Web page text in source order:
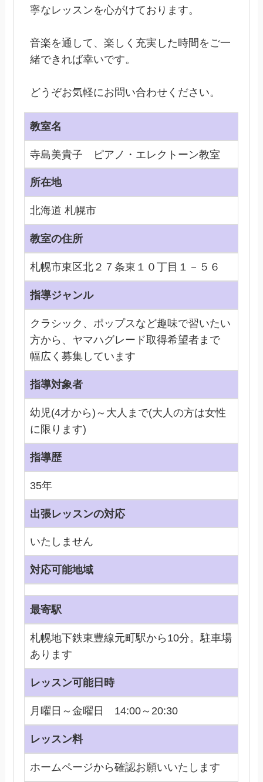
寧なレッスンを心がけております。
音楽を通して、楽しく充実した時間をご一
緒できれば幸いです。
どうぞお気軽にお問い合わせください。
教室名
寺島美貴子 ピアノ・エレクトーン教室
所在地
北海道 札幌市
教室の住所
札幌市東区北２７条東１０丁目１－５６
指導ジャンル
クラシック、ポップスなど趣味で習いたい
方から、ヤマハグレード取得希望者まで
幅広く募集しています
指導対象者
幼児(4才から)～大人まで(大人の方は女性
に限ります)
指導歴
35年
出張レッスンの対応
いたしません
対応可能地域
最寄駅
札幌地下鉄東豊線元町駅から10分。駐車場
あります
レッスン可能日時
月曜日～金曜日 14:00～20:30
レッスン料
ホームページから確認お願いいたします